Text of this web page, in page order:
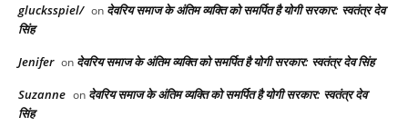
glucksspiel/ on देवरिय समाज के अंतिम व्यक्ति को समर्पित है योगी सरकार: स्वतंत्र देव
सिंह
Jenifer on देवरिय समाज के अंतिम व्यक्ति को समर्पित है योगी सरकार: स्वतंत्र देव सिंह
Suzanne on देवरिय समाज के अंतिम व्यक्ति को समर्पित है योगी सरकार: स्वतंत्र देव
सिंह